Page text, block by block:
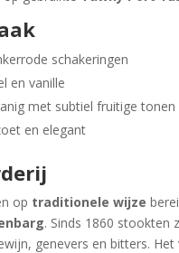
schakeringen
en vanille
met subtiel fruitige tonen
en elegant
op traditionele wijze
. Sinds 1860 stookten
genevers en bitters.